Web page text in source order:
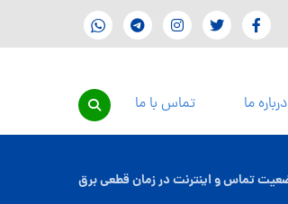
درباره ما تماس با ما
تماس و اینترنت در زمان قطعی برق